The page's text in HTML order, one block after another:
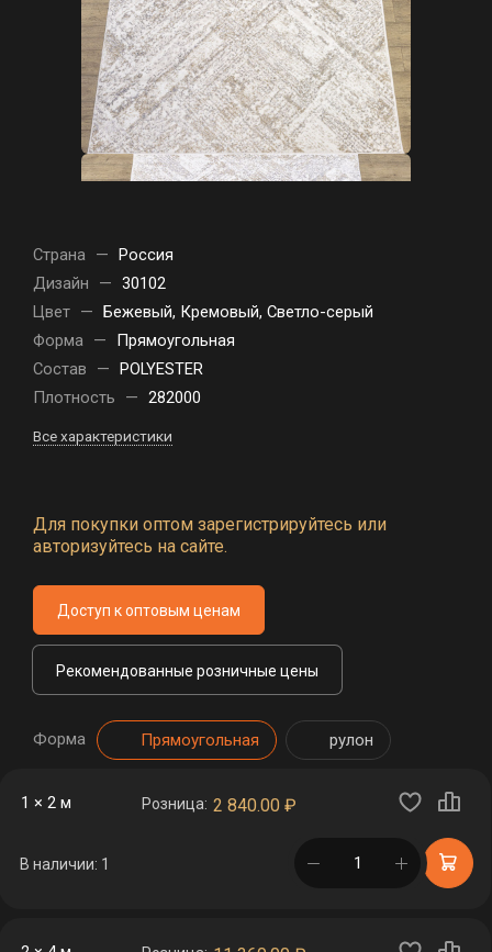
Страна — Россия
Дизайн
— 30102
Цвет — Бежевый, Кремовый, Светло-серый
Форма —
Прямоугольная
Состав
— POLYESTER
Плотность
— 282000
Все характеристики
Для покупки оптом зарегистрируйтесь или
авторизуйтесь на сайте.
Доступ к оптовым ценам
Рекомендованные розничные цены
Форма Прямоугольная рулон
1 × 2 м Розница: 2 840.00 ₽
В наличии: 1 в корзине